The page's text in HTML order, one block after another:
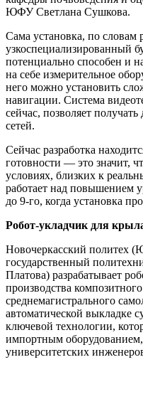
ЮФУ Светлана Сушкова.
Сама установка, по словам
узкоспециализированный
потенциально способен и
на себе измерительное
него можно установить
навигации. Система
сейчас, позволяет
сетей.
Сейчас разработка
готовности — это значит,
условиях, близких к
работает над повышением
до 9-го, когда установка
Робот-укладчик для
Новочеркасский политех
государственный
Платова) разрабатывает
производства
среднемагистрального
автоматической выкладке
ключевой технологии,
импортным оборудованием,
университетских